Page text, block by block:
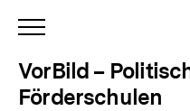
Politische
Bildung
Förderschulen
und
VorBild –
Förderschulen